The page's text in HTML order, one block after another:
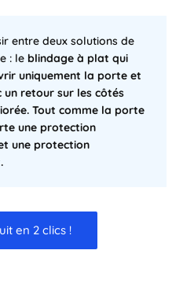
entre deux solutions de
: le blindage à plat qui
uniquement la porte et
un retour sur les côtés
Tout comme la porte
une protection
une protection
.
en 2 clics !